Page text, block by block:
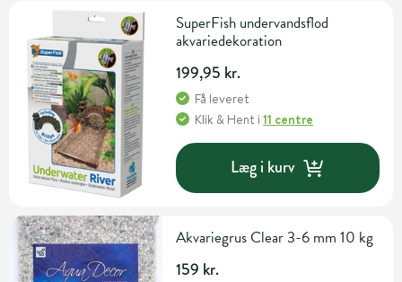
SuperFish undervandsflod
akvariedekoration
199,95 kr.
Få leveret
Klik & Hent i11 centre
Læg i kurv
Akvariegrus Clear 3-6 mm 10 kg
159 kr.